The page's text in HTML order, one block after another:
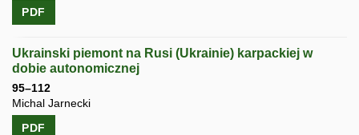
PDF
Ukrainski piemont na Rusi (Ukrainie) karpackiej w
dobie autonomicznej
95–112
Michal Jarnecki
PDF